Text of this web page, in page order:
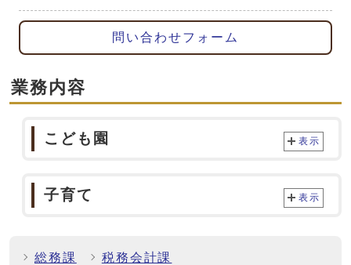
問い合わせフォーム
業務内容
こども園 表示
子育て 表示
総務課 税務会計課